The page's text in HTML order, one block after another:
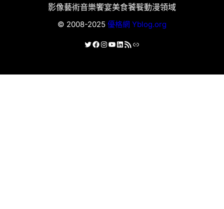
影像藝術音樂饗宴美食饕餮動漫領域
© 2008-2025 優格網 Yblog.org
X Facebook
Instagram
YouTube
LinkedIn
RSS 資訊提供連結